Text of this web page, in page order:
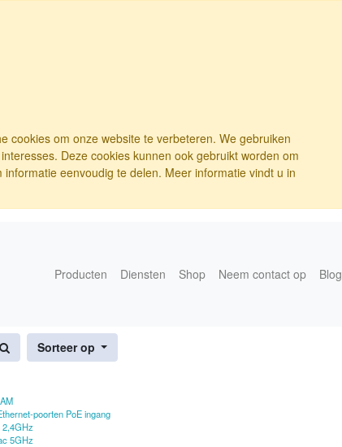
cookies om onze website te verbeteren. We gebruiken
Deze cookies kunnen ook gebruikt worden om
eenvoudig te delen. Meer informatie vindt u in
Producten Diensten Shop Neem contact op Blog
Sorteer op
poorten PoE ingang
2,4GHz
5GHz